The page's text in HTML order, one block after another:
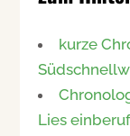
kurze
Lies